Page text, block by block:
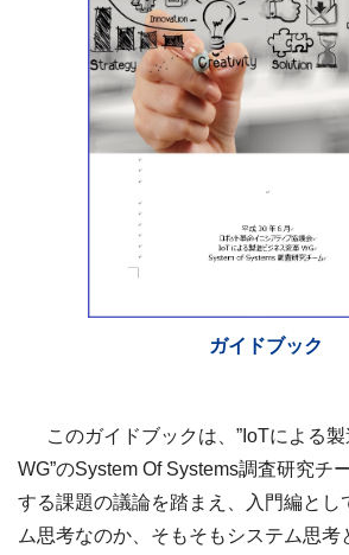
ガイドブック
このガイドブックは、”IoTによる製
WG”のSystem Of Systems調査研究チ
する課題の議論を踏まえ、入門編とし
ム思考なのか、そもそもシステム思考